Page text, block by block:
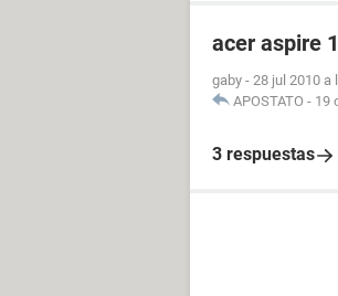
acer aspire
gaby - 28 jul 2010 a
APOSTATO - 19
3 respuestas